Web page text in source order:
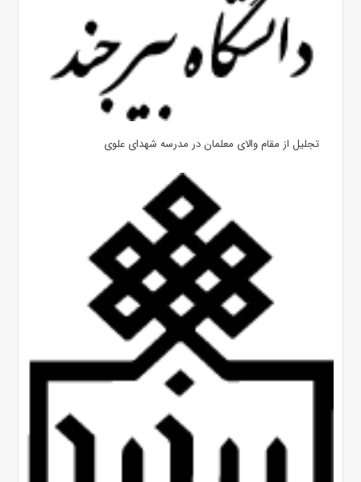
تجلیل از مقام والای معلمان در مدرسه شهدای علوی